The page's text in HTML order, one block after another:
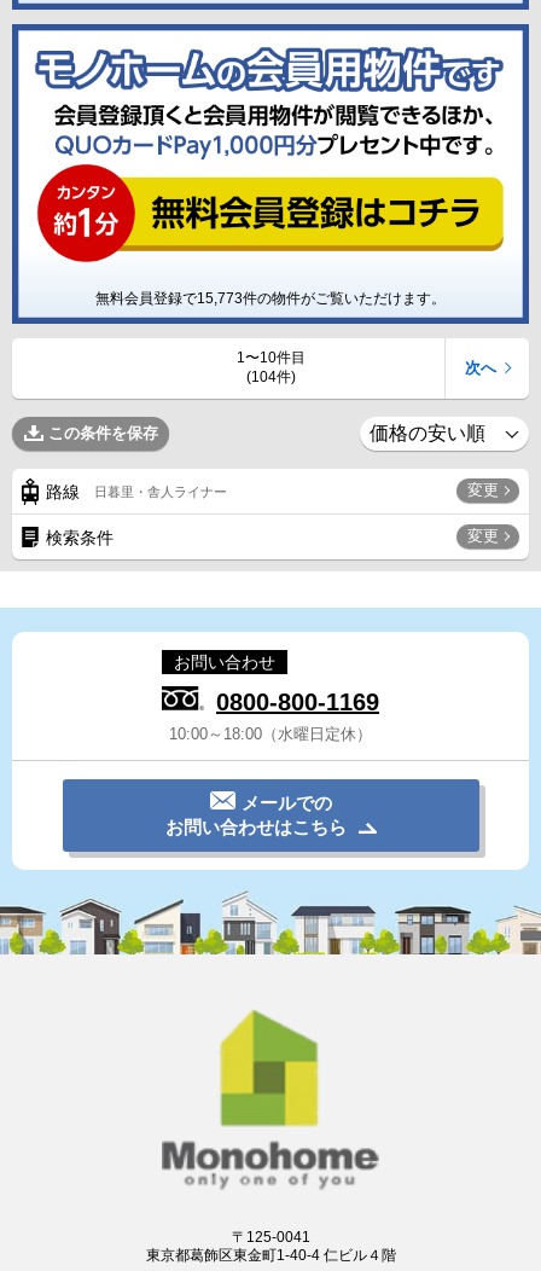
無料会員登録で15,773件の物件がご覧いただけます。
1〜10件目
(104件)
次へ
この条件を保存
路線 日暮里・舎人ライナー 変更
検索条件 変更
お問い合わせ
0800-800-1169
10:00～18:00（水曜日定休）
メールでの
お問い合わせはこちら
〒125-0041
東京都葛飾区東金町1-40-4 仁ビル４階